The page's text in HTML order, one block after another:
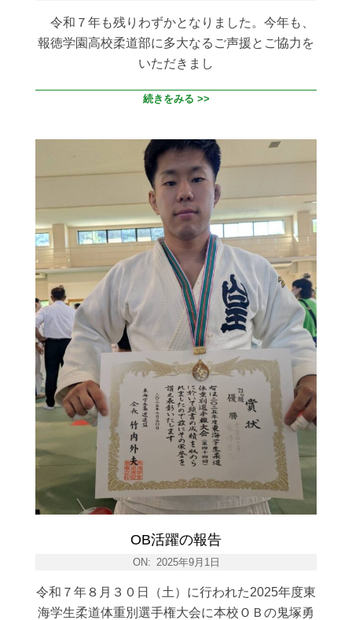
令和７年も残りわずかとなりました。今年も、
報徳学園高校柔道部に多大なるご声援とご協力を
いただきまし
続きをみる >>
OB活躍の報告
ON: 2025年9月1日
令和７年８月３０日（土）に行われた2025年度東
海学生柔道体重別選手権大会に本校ＯＢの鬼塚勇